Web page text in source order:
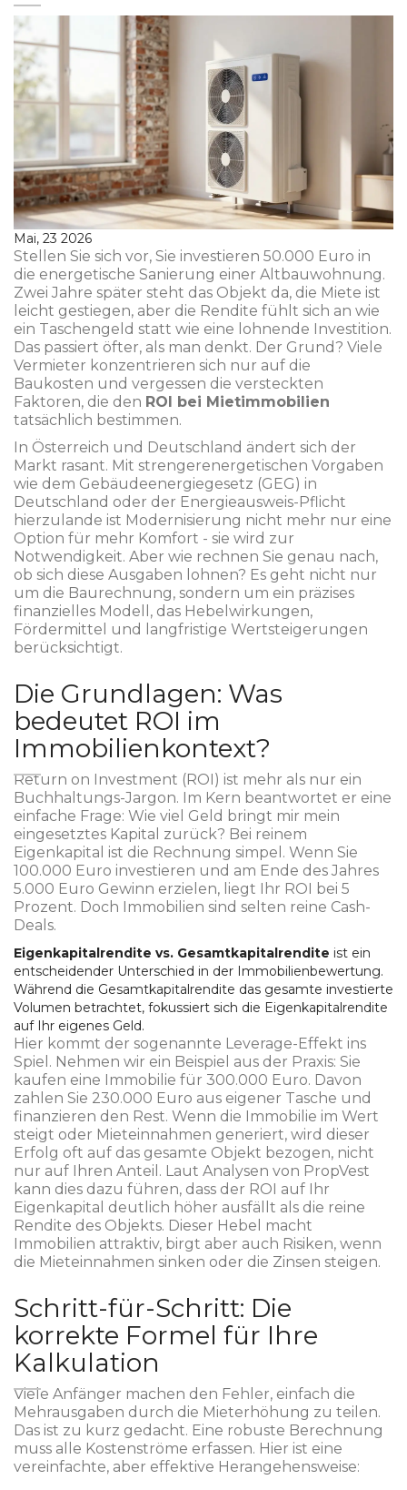
Mai, 23 2026
Stellen Sie sich vor, Sie investieren 50.000 Euro in
die energetische Sanierung einer Altbauwohnung.
Zwei Jahre später steht das Objekt da, die Miete ist
leicht gestiegen, aber die Rendite fühlt sich an wie
ein Taschengeld statt wie eine lohnende Investition.
Das passiert öfter, als man denkt. Der Grund? Viele
Vermieter konzentrieren sich nur auf die
Baukosten und vergessen die versteckten
Faktoren, die den ROI bei Mietimmobilien
tatsächlich bestimmen.
In Österreich und Deutschland ändert sich der
Markt rasant. Mit strengerenergetischen Vorgaben
wie dem Gebäudeenergiegesetz (GEG) in
Deutschland oder der Energieausweis-Pflicht
hierzulande ist Modernisierung nicht mehr nur eine
Option für mehr Komfort - sie wird zur
Notwendigkeit. Aber wie rechnen Sie genau nach,
ob sich diese Ausgaben lohnen? Es geht nicht nur
um die Baurechnung, sondern um ein präzises
finanzielles Modell, das Hebelwirkungen,
Fördermittel und langfristige Wertsteigerungen
berücksichtigt.
Die Grundlagen: Was
bedeutet ROI im
Immobilienkontext?
Return on Investment (ROI) ist mehr als nur ein
Buchhaltungs-Jargon. Im Kern beantwortet er eine
einfache Frage: Wie viel Geld bringt mir mein
eingesetztes Kapital zurück? Bei reinem
Eigenkapital ist die Rechnung simpel. Wenn Sie
100.000 Euro investieren und am Ende des Jahres
5.000 Euro Gewinn erzielen, liegt Ihr ROI bei 5
Prozent. Doch Immobilien sind selten reine Cash-
Deals.
Eigenkapitalrendite vs. Gesamtkapitalrendite ist ein
entscheidender Unterschied in der Immobilienbewertung.
Während die Gesamtkapitalrendite das gesamte investierte
Volumen betrachtet, fokussiert sich die Eigenkapitalrendite
auf Ihr eigenes Geld.
Hier kommt der sogenannte Leverage-Effekt ins
Spiel. Nehmen wir ein Beispiel aus der Praxis: Sie
kaufen eine Immobilie für 300.000 Euro. Davon
zahlen Sie 230.000 Euro aus eigener Tasche und
finanzieren den Rest. Wenn die Immobilie im Wert
steigt oder Mieteinnahmen generiert, wird dieser
Erfolg oft auf das gesamte Objekt bezogen, nicht
nur auf Ihren Anteil. Laut Analysen von PropVest
kann dies dazu führen, dass der ROI auf Ihr
Eigenkapital deutlich höher ausfällt als die reine
Rendite des Objekts. Dieser Hebel macht
Immobilien attraktiv, birgt aber auch Risiken, wenn
die Mieteinnahmen sinken oder die Zinsen steigen.
Schritt-für-Schritt: Die
korrekte Formel für Ihre
Kalkulation
Viele Anfänger machen den Fehler, einfach die
Mehrausgaben durch die Mieterhöhung zu teilen.
Das ist zu kurz gedacht. Eine robuste Berechnung
muss alle Kostenströme erfassen. Hier ist eine
vereinfachte, aber effektive Herangehensweise: